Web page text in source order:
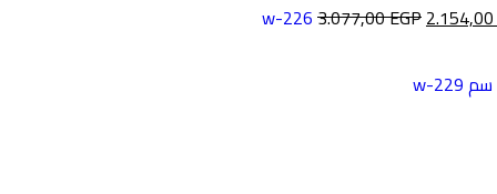
3.077,00EGP2.154,00